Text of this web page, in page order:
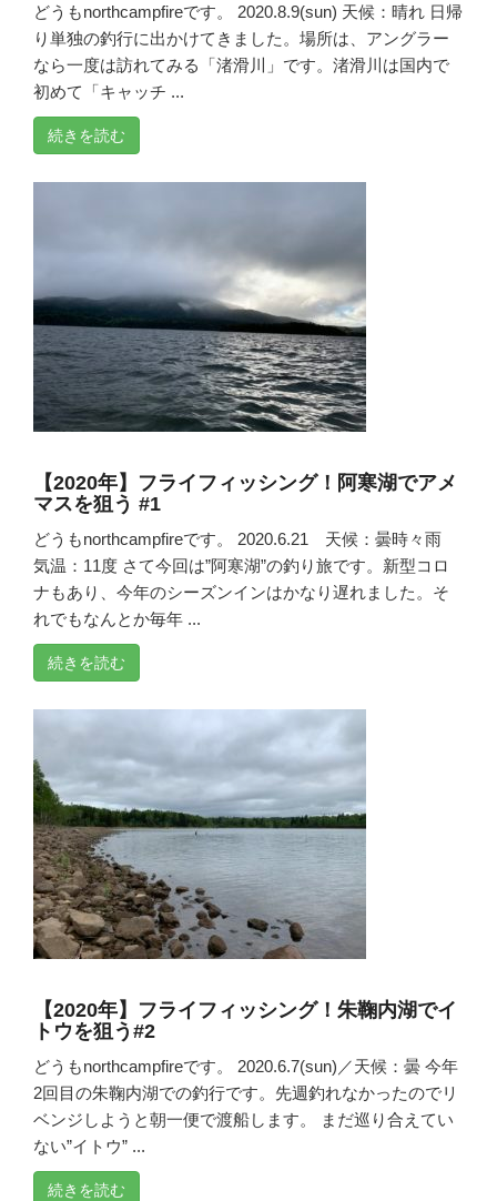
どうもnorthcampfireです。 2020.8.9(sun) 天候：晴れ 日帰
り単独の釣行に出かけてきました。場所は、アングラー
なら一度は訪れてみる「渚滑川」です。渚滑川は国内で
初めて「キャッチ ...
続きを読む
【2020年】フライフィッシング！阿寒湖でアメ
マスを狙う #1
どうもnorthcampfireです。 2020.6.21 天候：曇時々雨
気温：11度 さて今回は”阿寒湖”の釣り旅です。新型コロ
ナもあり、今年のシーズンインはかなり遅れました。そ
れでもなんとか毎年 ...
続きを読む
【2020年】フライフィッシング！朱鞠内湖でイ
トウを狙う#2
どうもnorthcampfireです。 2020.6.7(sun)／天候：曇 今年
2回目の朱鞠内湖での釣行です。先週釣れなかったのでリ
ベンジしようと朝一便で渡船します。 まだ巡り合えてい
ない”イトウ” ...
続きを読む